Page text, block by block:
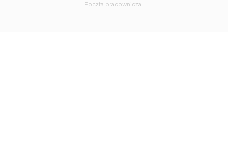
Poczta pracownicza